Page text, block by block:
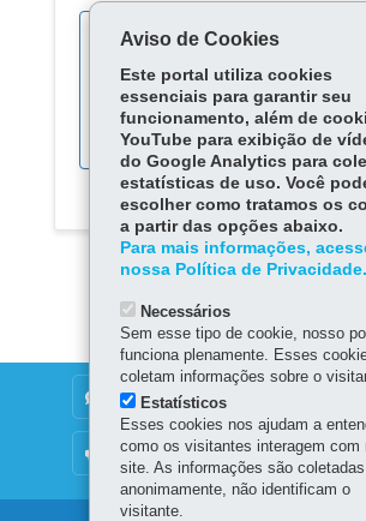
Acompanhe as fases do
processo:
DENUNCIE CORRUPÇÃO
OUVIDORIA
Aviso de Cookies
Este portal utiliza cookies
essenciais para garantir seu
funcionamento, além de
YouTube para exibição de
do Google Analytics para
estatísticas de uso. Você
escolher como tratamos os
a partir das opções abaixo.
Para mais informações,
nossa Política de Privacidade.
Necessários
Sem esse tipo de cookie, nosso
funciona plenamente. Esses
coletam informações sobre o
Estatísticos
Esses cookies nos ajudam a
como os visitantes interagem com
site. As informações são coletadas
anonimamente, não identificam o
visitante.